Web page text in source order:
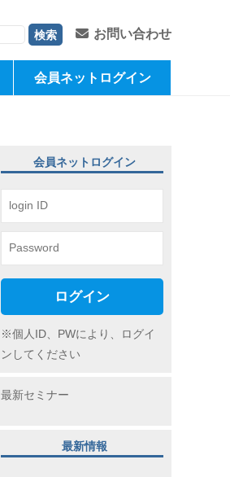
お問い合わせ
会員ネットログイン
会員ネットログイン
ログイン
※個人ID、PWにより、ログイ
ンしてください
最新セミナー
最新情報